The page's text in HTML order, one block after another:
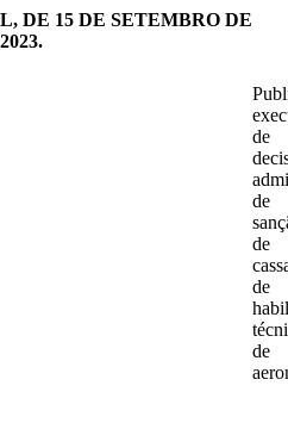
DE 15 DE SETEMBRO DE
2023.
de
de
de
de
de